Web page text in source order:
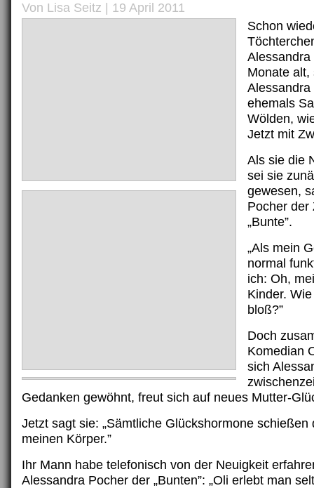
Von Lisa Seitz | 19 April 2011
Schon
Monate alt,
Alessandra
ehemals
Wölden,
Jetzt mit
Als sie die
sei sie
gewesen,
Pocher der
„Bunte”.
„Als mein
normal
ich: Oh,
Kinder.
bloß?”
Doch
Komedian
sich
Gedanken gewöhnt, freut sich auf neues Mutter-
Jetzt sagt sie: „Sämtliche Glückshormone schießen
meinen Körper.”
Ihr Mann habe telefonisch von der Neuigkeit
Alessandra Pocher der „Bunten”: „Oli erlebt man